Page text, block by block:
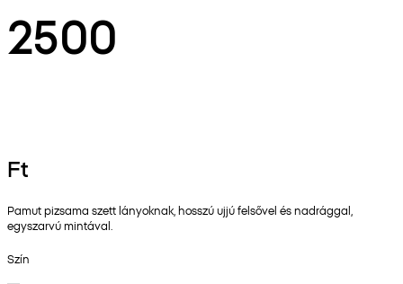
2500
Ft
Pamut pizsama szett lányoknak, hosszú ujjú felsővel és nadrággal,
egyszarvú mintával.
Szín